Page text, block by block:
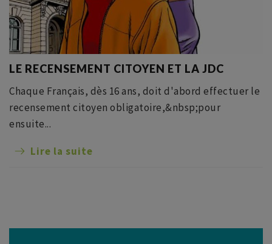
LE RECENSEMENT CITOYEN ET LA JDC
Chaque Français, dès 16 ans, doit d'abord effectuer le
recensement citoyen obligatoire,&nbsp;pour
ensuite...
Lire la suite